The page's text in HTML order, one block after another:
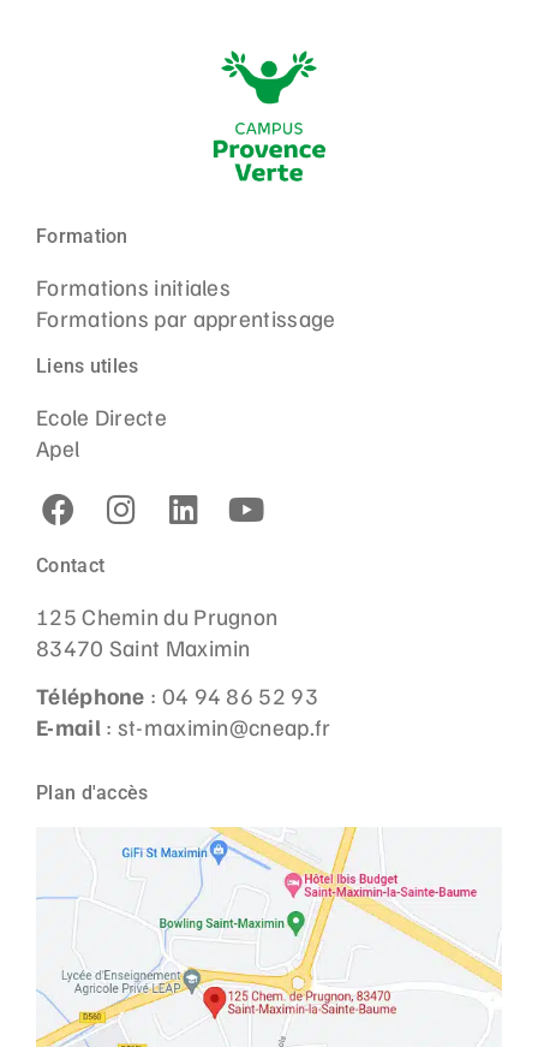
Formation
Formations initiales
Formations par apprentissage
Liens utiles
Ecole Directe
Apel
Contact
125 Chemin du Prugnon
83470 Saint Maximin
Téléphone : 04 94 86 52 93
E-mail : st-maximin@cneap.fr
Plan d'accès